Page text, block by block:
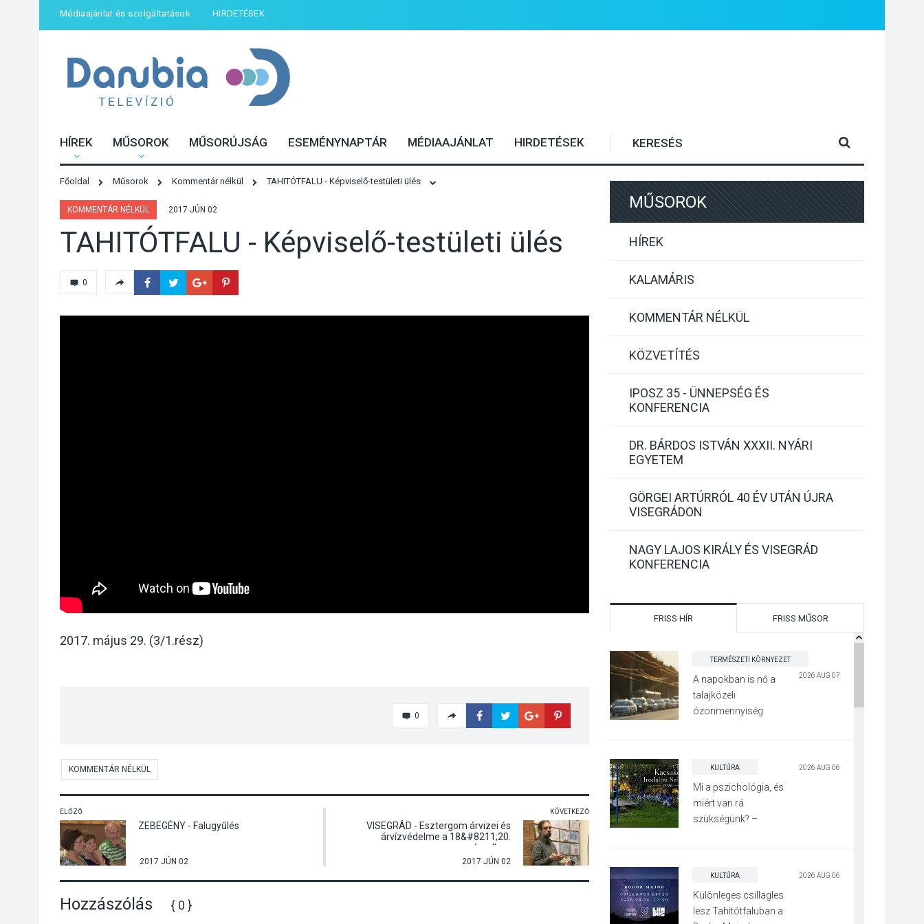
Médiaajánlat és szolgáltatások HIRDETÉSEK
HÍREK MŰSOROK MŰSORÚJSÁG ESEMÉNYNAPTÁR MÉDIAAJÁNLAT HIRDETÉSEK
Főoldal Műsorok Kommentár nélkül TAHITÓTFALU - Képviselő-testületi ülés
KOMMENTÁR NÉLKÜL 2017 JÚN 02
TAHITÓTFALU - Képviselő-testületi ülés
0
2017. május 29. (3/1.rész)
0
KOMMENTÁR NÉLKÜL
ELŐZŐ
ZEBEGÉNY - Falugyűlés
2017 JÚN 02
KÖVETKEZŐ
VISEGRÁD - Esztergom árvizei és
árvízvédelme a 18&#8211;20.
században
2017 JÚN 02
Hozzászólás { 0 }
MŰSOROK
HÍREK
KALAMÁRIS
KOMMENTÁR NÉLKÜL
KÖZVETÍTÉS
IPOSZ 35 - ÜNNEPSÉG ÉS
KONFERENCIA
DR. BÁRDOS ISTVÁN XXXII. NYÁRI
EGYETEM
GÖRGEI ARTÚRRÓL 40 ÉV UTÁN ÚJRA
VISEGRÁDON
NAGY LAJOS KIRÁLY ÉS VISEGRÁD
KONFERENCIA
FRISS HÍR FRISS MŰSOR
TERMÉSZETI KÖRNYEZET
2026 AUG 07
A napokban is nő a
talajközeli
ózonmennyiség
KULTÚRA 2026 AUG 06
Mi a pszichológia, és
miért van rá
szükségünk? –
Irodalmi Színpadon
KULTÚRA 2026 AUG 06
Különleges csillagles
lesz Tahitótfaluban a